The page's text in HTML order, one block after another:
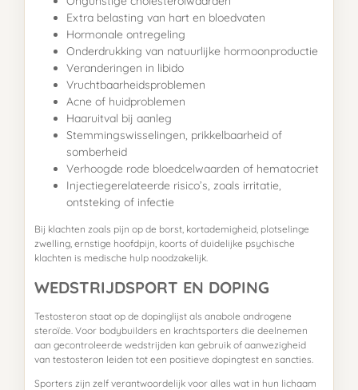
Extra belasting van hart en bloedvaten
Hormonale ontregeling
Onderdrukking van natuurlijke hormoonproductie
Veranderingen in libido
Vruchtbaarheidsproblemen
Acne of huidproblemen
Haaruitval bij aanleg
Stemmingswisselingen, prikkelbaarheid of
somberheid
Verhoogde rode bloedcelwaarden of hematocriet
Injectiegerelateerde risico’s, zoals irritatie,
ontsteking of infectie
Bij klachten zoals pijn op de borst, kortademigheid, plotselinge
zwelling, ernstige hoofdpijn, koorts of duidelijke psychische
klachten is medische hulp noodzakelijk.
WEDSTRIJDSPORT EN DOPING
Testosteron staat op de dopinglijst als anabole androgene
steroïde. Voor bodybuilders en krachtsporters die deelnemen
aan gecontroleerde wedstrijden kan gebruik of aanwezigheid
van testosteron leiden tot een positieve dopingtest en sancties.
Sporters zijn zelf verantwoordelijk voor alles wat in hun lichaam